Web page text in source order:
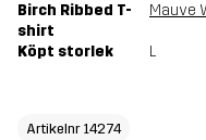
Birch Ribbed T-
shirt
Mauve
Köpt storlek L
Artikelnr 14274